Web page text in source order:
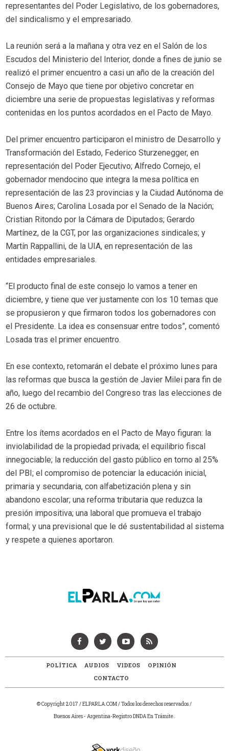
representantes del Poder Legislativo, de los gobernadores,
del sindicalismo y el empresariado.
La reunión será a la mañana y otra vez en el Salón de los
Escudos del Ministerio del Interior, donde a fines de junio se
realizó el primer encuentro a casi un año de la creación del
Consejo de Mayo que tiene por objetivo concretar en
diciembre una serie de propuestas legislativas y reformas
contenidas en los puntos acordados en el Pacto de Mayo.
Del primer encuentro participaron el ministro de Desarrollo y
Transformación del Estado, Federico Sturzenegger, en
representación del Poder Ejecutivo; Alfredo Cornejo, el
gobernador mendocino que integra la mesa política en
representación de las 23 provincias y la Ciudad Autónoma de
Buenos Aires; Carolina Losada por el Senado de la Nación;
Cristian Ritondo por la Cámara de Diputados; Gerardo
Martínez, de la CGT, por las organizaciones sindicales; y
Martín Rappallini, de la UIA, en representación de las
entidades empresariales.
“El producto final de este consejo lo vamos a tener en
diciembre, y tiene que ver justamente con los 10 temas que
se propusieron y que firmaron todos los gobernadores con
el Presidente. La idea es consensuar entre todos”, comentó
Losada tras el primer encuentro.
En ese contexto, retomarán el debate el próximo lunes para
las reformas que busca la gestión de Javier Milei para fin de
año, luego del recambio del Congreso tras las elecciones de
26 de octubre.
Entre los ítems acordados en el Pacto de Mayo figuran: la
inviolabilidad de la propiedad privada; el equilibrio fiscal
innegociable; la reducción del gasto público en torno al 25%
del PBI; el compromiso de potenciar la educación inicial,
primaria y secundaria, con alfabetización plena y sin
abandono escolar; una reforma tributaria que reduzca la
presión impositiva; una laboral que promueva el trabajo
formal; y una previsional que le dé sustentabilidad al sistema
y respete a quienes aportaron.
POLÍTICA AUDIOS VIDEOS
OPINIÓN
CONTACTO
© Copyright 2017 / ELPARLA.COM / Todos los derechos reservados /
Buenos Aires - Argentina-Registro DNDA En Trámite.